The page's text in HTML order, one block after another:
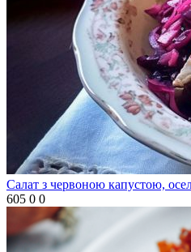
Салат з червоною капустою,
605 0 0